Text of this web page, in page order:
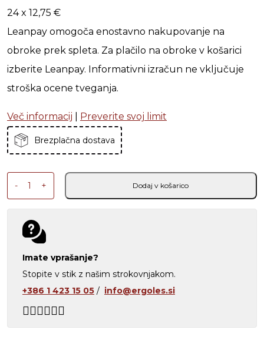
24 x 12,75 €
Leanpay omogoča enostavno nakupovanje na
obroke prek spleta. Za plačilo na obroke v košarici
izberite Leanpay. Informativni izračun ne vključuje
stroška ocene tveganja.
Več informacij Preverite svoj limit
Brezplačna dostava
-
AeroFlex BX količina
+ Dodaj v košarico
Imate vprašanje?
Stopite v stik z našim strokovnjakom.
+386 1 423 15 05 / info@ergoles.si